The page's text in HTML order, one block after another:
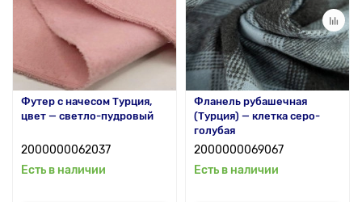
Футер с начесом Турция,
цвет — светло-пудровый
2000000062037
Есть в наличии
Фланель рубашечная
(Турция) — клетка серо-
голубая
2000000069067
Есть в наличии